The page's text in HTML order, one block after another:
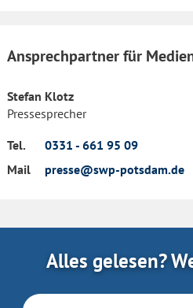
Ansprechpartner für
Stefan Klotz
Pressesprecher
Tel.
0331 - 661 95 09
Mail
presse@swp-potsdam.de
Alles gelesen?